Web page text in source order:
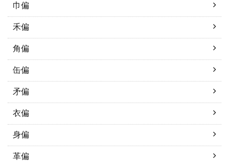
巾偏
禾偏
角偏
缶偏
矛偏
衣偏
身偏
革偏